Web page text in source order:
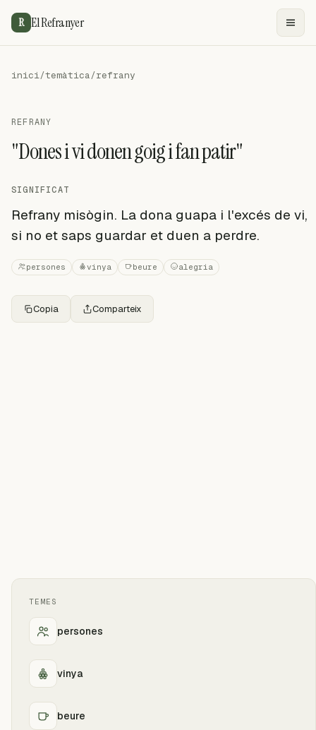
R El Refranyer
inici/temàtica/refrany
REFRANY
"Dones i vi donen goig i fan patir"
SIGNIFICAT
Refrany misògin. La dona guapa i l'excés de vi,
si no et saps guardar et duen a perdre.
persones vinya beure alegria
Copia Comparteix
TEMES
persones
vinya
beure